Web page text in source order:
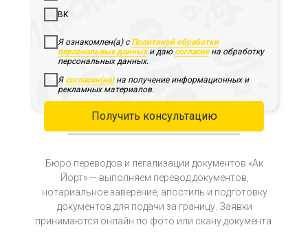
Бюро переводов и легализации документов «Ак
Йорт» — выполняем перевод документов,
нотариальное заверение, апостиль и подготовку
документов для подачи за границу. Заявки
принимаются онлайн по фото или скану документа.
ВК
Я ознакомлен(а) сПолитикой обработки
персональных данныхи даю согласиена обработку
персональных данных.
Я согласен(на)на получение информационных и
рекламных материалов.
Получить консультацию